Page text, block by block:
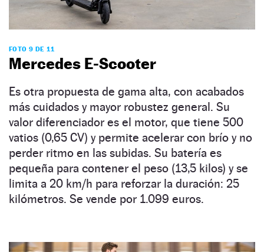
FOTO 9 DE 11
Mercedes E-Scooter
Es otra propuesta de gama alta, con acabados
más cuidados y mayor robustez general. Su
valor diferenciador es el motor, que tiene 500
vatios (0,65 CV) y permite acelerar con brío y no
perder ritmo en las subidas. Su batería es
pequeña para contener el peso (13,5 kilos) y se
limita a 20 km/h para reforzar la duración: 25
kilómetros. Se vende por 1.099 euros.